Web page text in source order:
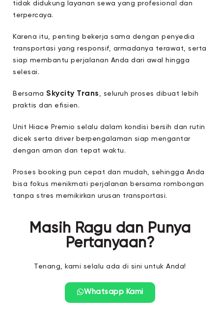
tidak didukung layanan sewa yang profesional dan
terpercaya.
Karena itu, penting bekerja sama dengan penyedia
transportasi yang responsif, armadanya terawat, serta
siap membantu perjalanan Anda dari awal hingga
selesai.
BersamaSkycity Trans , seluruh proses dibuat lebih
praktis dan efisien.
Unit Hiace Premio selalu dalam kondisi bersih dan rutin
dicek serta driver berpengalaman siap mengantar
dengan aman dan tepat waktu.
Proses booking pun cepat dan mudah, sehingga Anda
bisa fokus menikmati perjalanan bersama rombongan
tanpa stres memikirkan urusan transportasi.
Masih Ragu dan Punya
Pertanyaan?
Tenang, kami selalu ada di sini untuk Anda!
Whatsapp Kami